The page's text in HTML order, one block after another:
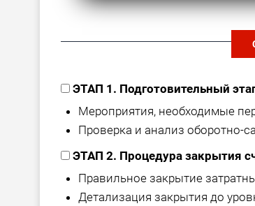
ЭТАП 1. Подготовительный
Мероприятия, необходимые
Проверка и анализ оборотно-
ЭТАП 2. Процедура закрытия
Правильное закрытие
Детализация закрытия до